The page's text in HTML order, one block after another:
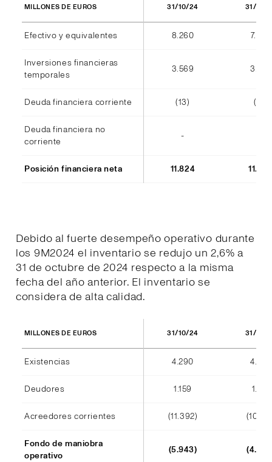
MILLONES DE EUROS 31/10/24 31/10/
Efectivo y equivalentes 8.260 7.940
Inversiones financieras
temporales
3.569 3.555
Deuda financiera corriente (13) (14)
Deuda financiera no
corriente
-
Posición financiera neta 11.824
Debido al fuerte desempeño operativo durante
los 9M2024 el inventario se redujo un 2,6% a
31 de octubre de 2024 respecto a la misma
fecha del año anterior. El inventario se
considera de alta calidad.
MILLONES DE EUROS 31/10/24 31/10/
Existencias 4.290 4.404
Deudores 1.159 1.184
Acreedores corrientes (11.392)
Fondo de maniobra
operativo
(5.943)